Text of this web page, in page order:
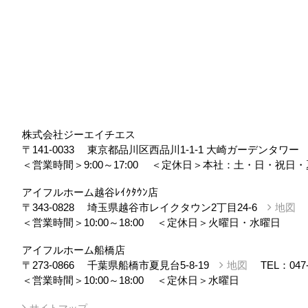
株式会社ジーエイチエス
〒141-0033
東京都品川区西品川1-1-1 大崎ガーデンタワ
＜営業時間＞9:00～17:00
＜定休日＞本社：土・日・祝日
アイフルホーム越谷ﾚｲｸﾀｳﾝ店
〒343-0828
埼玉県越谷市レイクタウン2丁目24-6 地図
＜営業時間＞10:00～18:00
＜定休日＞火曜日・水曜日
アイフルホーム船橋店
〒273-0866
千葉県船橋市夏見台5-8-19 地図 TEL：
＜営業時間＞10:00～18:00
＜定休日＞水曜日